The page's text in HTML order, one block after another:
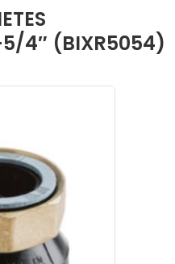
5/4″ (BIXR5054)